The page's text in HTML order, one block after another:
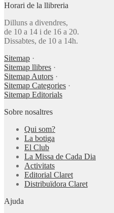
Horari de la llibreria
Dilluns a divendres,
de 10 a 14 i de 16 a 20.
Dissabtes, de 10 a 14h.
Sitemap ·
Sitemap llibres ·
Sitemap Autors ·
Sitemap Categories ·
Sitemap Editorials
Sobre nosaltres
Qui som?
La botiga
El Club
La Missa de Cada Dia
Activitats
Editorial Claret
Distribuïdora Claret
Ajuda